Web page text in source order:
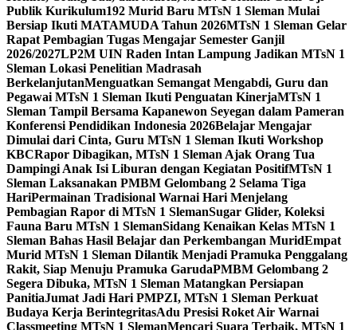
Publik Kurikulum192 Murid Baru MTsN 1 Sleman Mulai
Bersiap Ikuti MATAMUDA Tahun 2026MTsN 1 Sleman Gelar
Rapat Pembagian Tugas Mengajar Semester Ganjil
2026/2027LP2M UIN Raden Intan Lampung Jadikan MTsN 1
Sleman Lokasi Penelitian Madrasah
BerkelanjutanMenguatkan Semangat Mengabdi, Guru dan
Pegawai MTsN 1 Sleman Ikuti Penguatan KinerjaMTsN 1
Sleman Tampil Bersama Kapanewon Seyegan dalam Pameran
Konferensi Pendidikan Indonesia 2026Belajar Mengajar
Dimulai dari Cinta, Guru MTsN 1 Sleman Ikuti Workshop
KBCRapor Dibagikan, MTsN 1 Sleman Ajak Orang Tua
Dampingi Anak Isi Liburan dengan Kegiatan PositifMTsN 1
Sleman Laksanakan PMBM Gelombang 2 Selama Tiga
HariPermainan Tradisional Warnai Hari Menjelang
Pembagian Rapor di MTsN 1 SlemanSugar Glider, Koleksi
Fauna Baru MTsN 1 SlemanSidang Kenaikan Kelas MTsN 1
Sleman Bahas Hasil Belajar dan Perkembangan MuridEmpat
Murid MTsN 1 Sleman Dilantik Menjadi Pramuka Penggalang
Rakit, Siap Menuju Pramuka GarudaPMBM Gelombang 2
Segera Dibuka, MTsN 1 Sleman Matangkan Persiapan
PanitiaJumat Jadi Hari PMPZI, MTsN 1 Sleman Perkuat
Budaya Kerja BerintegritasAdu Presisi Roket Air Warnai
Classmeeting MTsN 1 SlemanMencari Suara Terbaik, MTsN 1